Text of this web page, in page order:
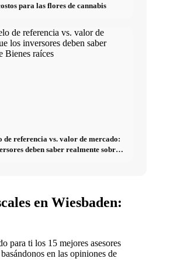
para las flores de cannabis
de referencia vs. valor de mercado:
deben saber realmente sobre
en Wiesbaden:
para ti los 15 mejores asesores
en las opiniones de